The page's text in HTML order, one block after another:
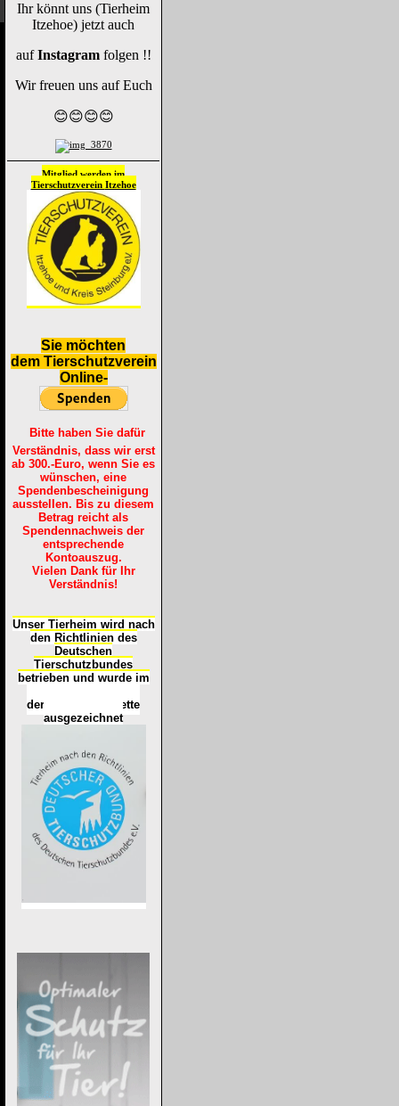
Ihr könnt uns (Tierheim
Itzehoe) jetzt auch
aufInstagramfolgen !!
Wir freuen uns auf Euch
😊😊😊😊
Mitglied werden im
Tierschutzverein Itzehoe
Sie möchten
dem Tierschutzverein
Online-
Bitte haben Sie dafür
Verständnis, dass wir erst
ab 300.-Euro, wenn Sie es
wünschen, eine
Spendenbescheinigung
ausstellen. Bis zu diesem
Betrag reicht als
Spendennachweis der
entsprechende
Kontoauszug.
Vielen Dank für Ihr
Verständnis!
Unser Tierheim wird nach
den Richtlinien des
Deutschen
Tierschutzbundes
betrieben und wurde im
der
Tierheimplakette
ausgezeichnet